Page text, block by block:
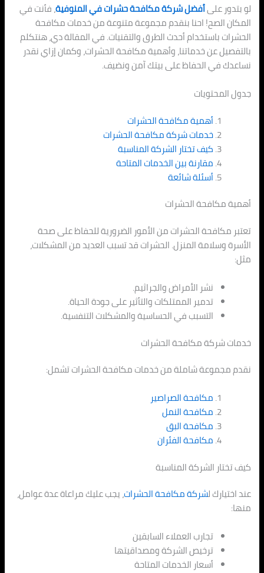
لو بتدور علىأفضل شركة مكافحة حشرات في المنوفية، فأنت في
المكان الصح! احنا بنقدم مجموعة متنوعة من خدمات مكافحة
الحشرات باستخدام أحدث الطرق والتقنيات. في المقالة دي، هنتكلم
بالتفصيل عن خدماتنا، وأهمية مكافحة الحشرات، وكمان إزاي نقدر
نساعدك في الحفاظ على بيتك آمن ونضيف.
جدول المحتويات
أهمية مكافحة الحشرات
خدمات شركة مكافحة الحشرات
كيف تختار الشركة المناسبة
مقارنة بين الخدمات المتاحة
أسئلة شائعة
أهمية مكافحة الحشرات
تعتبر مكافحة الحشرات من الأمور الضرورية للحفاظ على صحة
الأسرة وسلامة المنزل. الحشرات قد تسبب العديد من المشكلات،
مثل:
نشر الأمراض والجراثيم.
تدمير الممتلكات والتأثير على جودة الحياة.
التسبب في الحساسية والمشكلات التنفسية.
خدمات شركة مكافحة الحشرات
نقدم مجموعة شاملة من خدمات مكافحة الحشرات تشمل:
مكافحة الصراصير
مكافحة النمل
مكافحة البق
مكافحة الفئران
كيف تختار الشركة المناسبة
عند اختيارك لشركة مكافحة الحشرات، يجب عليك مراعاة عدة عوامل،
منها:
تجارب العملاء السابقين
ترخيص الشركة ومصداقيتها
أسعار الخدمات المتاحة